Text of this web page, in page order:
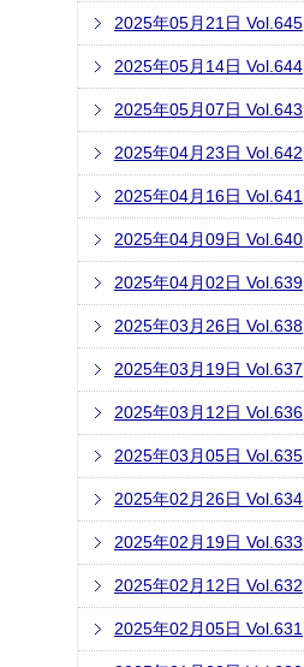
2025年05月21日 Vol.645
2025年05月14日 Vol.644
2025年05月07日 Vol.643
2025年04月23日 Vol.642
2025年04月16日 Vol.641
2025年04月09日 Vol.640
2025年04月02日 Vol.639
2025年03月26日 Vol.638
2025年03月19日 Vol.637
2025年03月12日 Vol.636
2025年03月05日 Vol.635
2025年02月26日 Vol.634
2025年02月19日 Vol.633
2025年02月12日 Vol.632
2025年02月05日 Vol.631